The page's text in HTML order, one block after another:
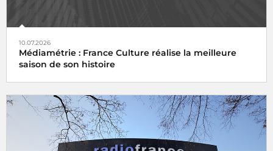
10.07.2026
Médiamétrie : France Culture réalise la meilleure
saison de son histoire